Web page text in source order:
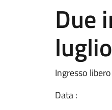
Due
Ingresso
Data :